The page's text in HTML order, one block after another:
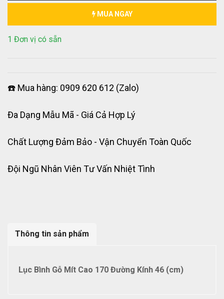
MUA NGAY
1 Đơn vị có sẵn
☎️ Mua hàng: 0909 620 612 (Zalo)
Đa Dạng Mẫu Mã - Giá Cả Hợp Lý
Chất Lượng Đảm Bảo - Vận Chuyển Toàn Quốc
Đội Ngũ Nhân Viên Tư Vấn Nhiệt Tình
Thông tin sản phẩm
Lục Bình Gỗ Mít Cao 170 Đường Kính 46 (cm)